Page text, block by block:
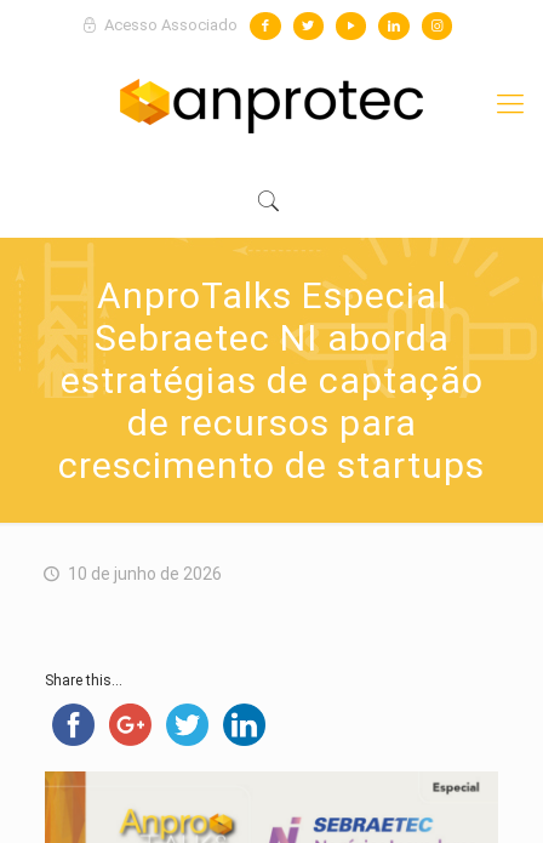
Acesso Associado
AnproTalks Especial
Sebraetec NI aborda
estratégias de captação
de recursos para
crescimento de startups
10 de junho de 2026
Share this...